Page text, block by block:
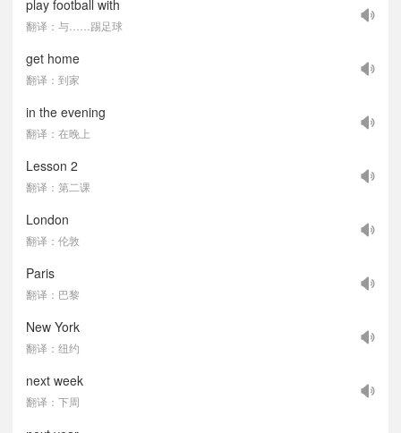
play football with
翻译：与……踢足球
get home
翻译：到家
in the evening
翻译：在晚上
Lesson 2
翻译：第二课
London
翻译：伦敦
Paris
翻译：巴黎
New York
翻译：纽约
next week
翻译：下周